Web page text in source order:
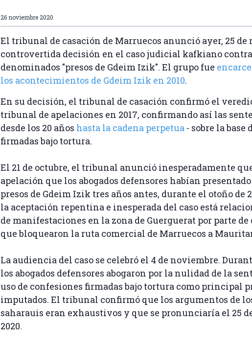
26 noviembre 2020
El tribunal de casación de Marruecos anunció ayer, 25 de
controvertida decisión en el caso judicial kafkiano
denominados "presos de Gdeim Izik". El grupo fue
los acontecimientos de Gdeim Izik en 2010.
En su decisión, el tribunal de casación confirmó el
tribunal de apelaciones en 2017, confirmando así las
desde los 20 años hasta la cadena perpetua - sobre la base
firmadas bajo tortura.
El 21 de octubre, el tribunal anunció inesperadamente
apelación que los abogados defensores habían
presos de Gdeim Izik tres años antes, durante el otoño de
la aceptación repentina e inesperada del caso está
de manifestaciones en la zona de Guerguerat por parte
que bloquearon la ruta comercial de Marruecos a
La audiencia del caso se celebró el 4 de noviembre.
los abogados defensores abogaron por la nulidad de la
uso de confesiones firmadas bajo tortura como principal
imputados. El tribunal confirmó que los argumentos de
saharauis eran exhaustivos y que se pronunciaría el 25
2020.